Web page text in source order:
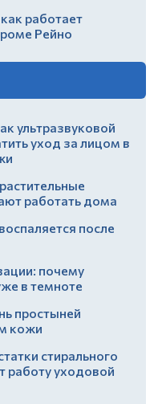
работает
Рейно
ультразвуковой
уход за лицом в
работать дома
после
почему
в темноте
простыней
кожи
стирального
работу уходовой